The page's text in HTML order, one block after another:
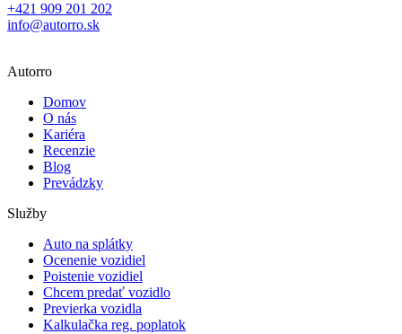
+421 909 201 202
info@autorro.sk
Autorro
Domov
O nás
Kariéra
Recenzie
Blog
Prevádzky
Služby
Auto na splátky
Ocenenie vozidiel
Poistenie vozidiel
Chcem predať vozidlo
Previerka vozidla
Kalkulačka reg. poplatok